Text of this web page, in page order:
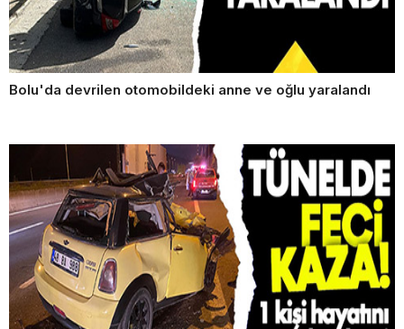
Bolu'da devrilen otomobildeki anne ve oğlu yaralandı